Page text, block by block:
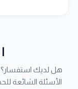
هل لديك استفسار؟
الأسئلة الشائعة